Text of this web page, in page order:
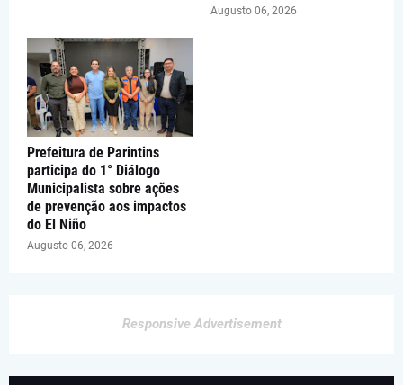
Augusto 06, 2026
Prefeitura de Parintins
participa do 1° Diálogo
Municipalista sobre ações
de prevenção aos impactos
do El Niño
Augusto 06, 2026
Responsive Advertisement